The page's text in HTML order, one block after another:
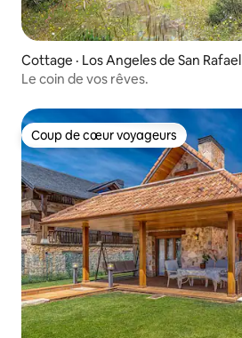
Cottage · Los Angeles de San Rafael
Le coin de vos rêves.
Coup de cœur voyageurs
Coup de cœur voyageurs